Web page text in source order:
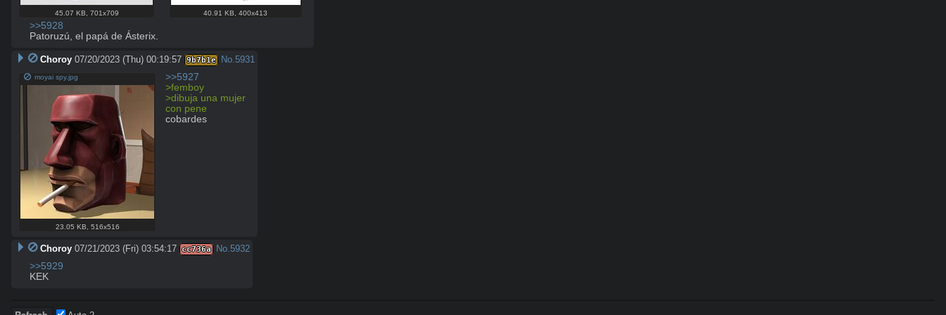
45.07 KB 701x709 40.91 KB ,400x413
>>5928
Patoruzú, el papá de Ásterix.
Choroy 07/20/2023 (Thu) 00:19:57 9b7b1e No. 5931
moyai spy.jpg
23.05 KB 516x516
>>5927
>femboy
>dibuja una mujer
con pene
cobardes
Choroy 07/21/2023 (Fri) 03:54:17 cc736a No.5932
>>5929
KEK